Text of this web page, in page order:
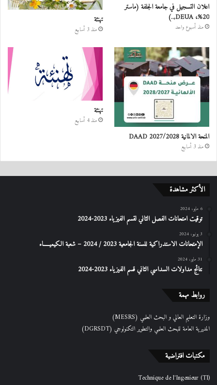
اعلان التسجيل في جامعة الجلفة (ماستر
20%، DEUA,..)
منذ أسبوع واحد
تهنئة
منذ 3 أسابيع
المنحة الالمانية DAAD 2027/2028
منذ 3 أسابيع
تهنئة
منذ 4 أسابيع
الأكثر مشاهدة
6 مايو، 2024
توقيت امتحانات الفصل الثاني لقسم الفيزياء 2023-2024
3 يونيو، 2024
الإمتحانات الاستدراكیة للسنة الجامعیة 2023 / 2024 – شعبة الكیمیـــــاء
31 مايو، 2024
نتائج مداولات السداسي الثاني قسم الفيزياء 2023-2024
روابط مهمة
وزارة التعليم العالي و البحث العلمي (MESRS)
المديرية العامة للبحث العلمي والتطوير التكنولوجي (DGRSDT)
مكتبات افتراضية
Technique de l'Ingenieur (TI)